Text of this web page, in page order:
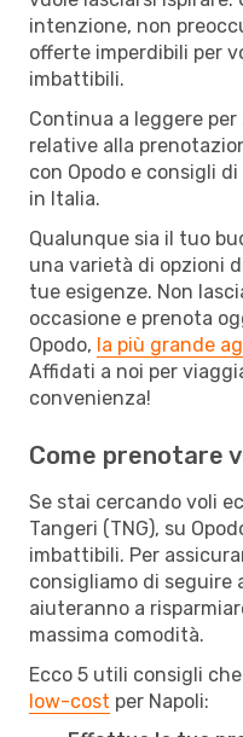
intenzione, non
offerte imperdibili per
imbattibili.
Continua a leggere
relative alla
con Opodo e consigli
in Italia.
Qualunque sia il tuo
una varietà di opzioni
tue esigenze. Non
occasione e prenota
Opodo, la più grande
Affidati a noi per
convenienza!
Come prenotare
Se stai cercando voli
Tangeri (TNG), su
imbattibili. Per
consigliamo di seguire
aiuteranno a
massima comodità.
Ecco 5 utili consigli
low-cost per Napoli: